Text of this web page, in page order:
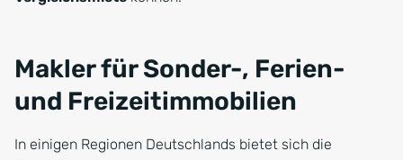
Makler für Sonder-, Ferien-
und Freizeitimmobilien
In einigen Regionen Deutschlands bietet sich die